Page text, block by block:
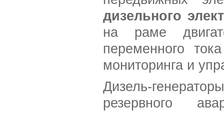
дизельного
на раме
переменного
мониторинга и
Дизель-
резервного